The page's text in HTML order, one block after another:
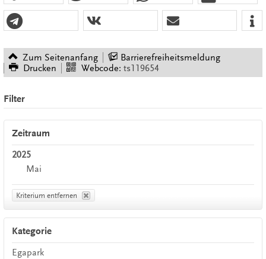
Zum Seitenanfang
Barrierefreiheitsmeldung
Drucken
Webcode: ts119654
Filter
Zeitraum
2025
Mai
Kriterium entfernen
Kategorie
Egapark